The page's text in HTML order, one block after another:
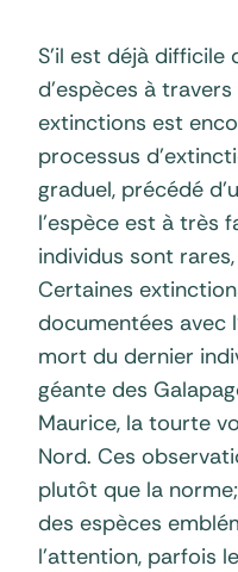
S’il est déjà difficile
d’espèces à
extinctions est
processus
graduel, précédé
l’espèce est à très
individus sont
Certaines
documentées avec
mort du dernier
géante des
Maurice, la tourte
Nord. Ces
plutôt que la
des espèces
l’attention, parfois